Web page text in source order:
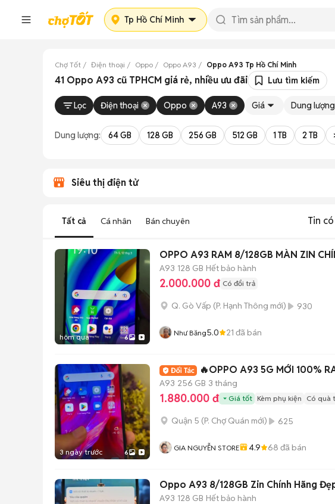
Tp Hồ Chí Minh
Chợ Tốt Điện thoại Oppo Oppo A93 Oppo A93 Tp Hồ Chí Minh
41 Oppo A93 cũ TPHCM giá rẻ, nhiều ưu đãi Lưu tìm kiếm
Lọc Điện thoại Oppo A93 Giá Dung lượng
Dung lượng: 64 GB 128 GB 256 GB 512 GB 1 TB 2 TB
Siêu thị điện tử
Tất cả Cá nhân Bán chuyên Tin
hôm qua 6
OPPO A93 RAM 8/128GB MÀN ZIN
A93 128 GB Hết bảo hành
2.000.000 đ Có đổi trả
Q. Gò Vấp (P. Hạnh Thông mới) 930
Như Băng5.0 21 đã bán
3 ngày trước 6
🔥OPPO A93 5G MỚI 100%
A93 256 GB 3 tháng
1.880.000 đ Giá tốt Kèm phụ kiện Có quà
Quận 5 (P. Chợ Quán mới) 625
GIA NGUYỄN STORE 4.9 68 đã bán
Oppo A93 8/128GB Zin Chính
A93 128 GB Hết bảo hành